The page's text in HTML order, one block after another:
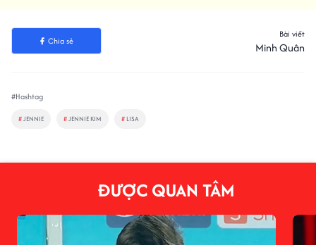
Chia sẻ
Bài viết
Minh Quân
#Hashtag
#JENNIE #JENNIE KIM # LISA
ĐƯỢC QUAN TÂM